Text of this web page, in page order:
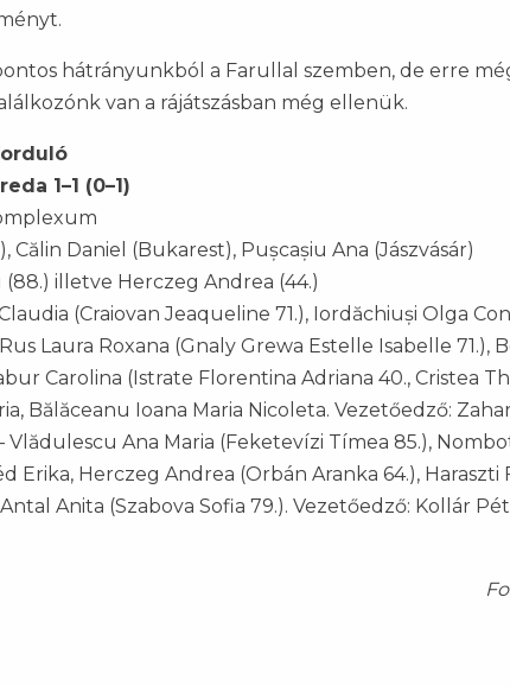
hátrányunkból a Farullal szemben, de erre
van a rájátszásban még ellenük.
1–1 (0–1)
Călin Daniel (Bukarest), Pușcașiu Ana (Jászvásár)
(88.) illetve Herczeg Andrea (44.)
(Craiovan Jeaqueline 71.), Iordăchiuși Olga
Laura Roxana (Gnaly Grewa Estelle Isabelle 71.),
Carolina (Istrate Florentina Adriana 40., Cristea
Bălăceanu Ioana Maria Nicoleta. Vezetőedző:
Vlădulescu Ana Maria (Feketevízi Tímea 85.),
Erika, Herczeg Andrea (Orbán Aranka 64.), Haraszti
Anita (Szabova Sofia 79.). Vezetőedző: Kollár